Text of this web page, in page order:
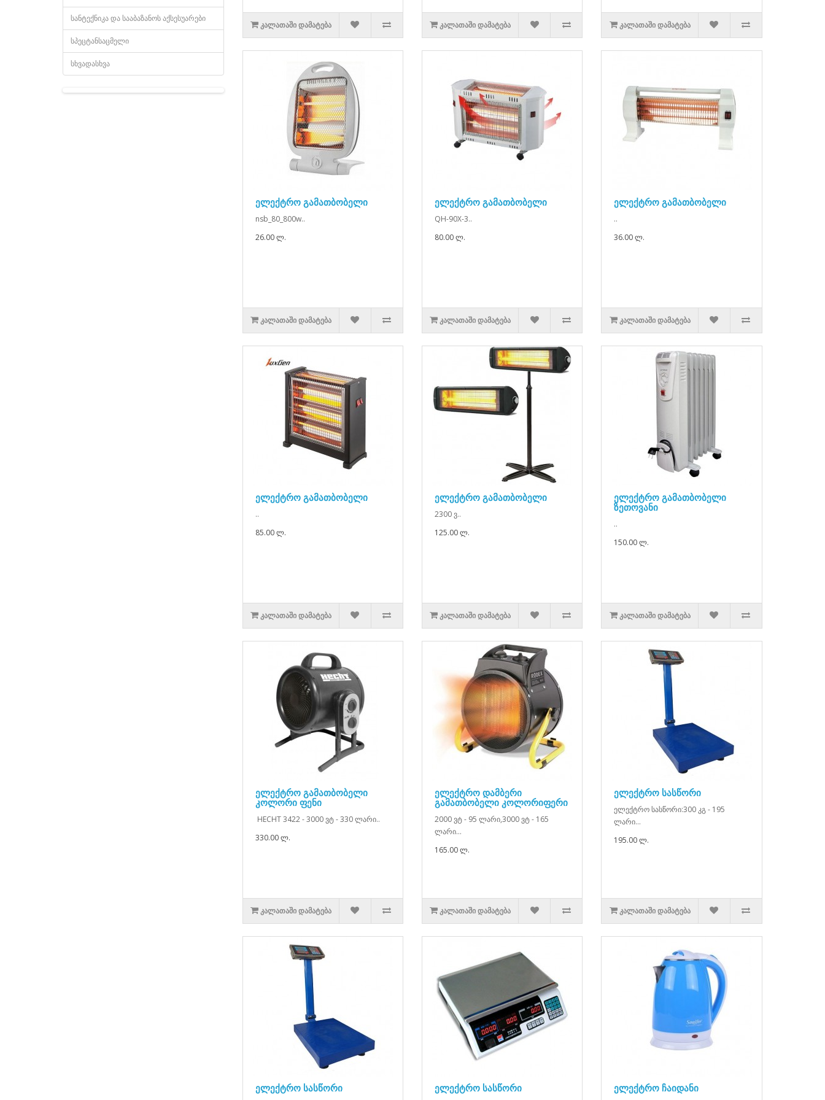
სანტექნიკა და სააბაზანოს აქსესუარები
სპეცტანსაცმელი
სხვადასხვა
ᲙᲐᲚᲐᲗᲐᲨᲘ ᲓᲐᲛᲐᲢᲔᲑᲐ ᲙᲐᲚᲐᲗᲐᲨᲘ ᲓᲐᲛᲐᲢᲔᲑᲐ ᲙᲐᲚᲐᲗᲐᲨᲘ ᲓᲐᲛᲐᲢᲔᲑᲐ
ელექტრო გამათბობელი
nsb_80_800w..
26.00 ლ.
ᲙᲐᲚᲐᲗᲐᲨᲘ ᲓᲐᲛᲐᲢᲔᲑᲐ
ელექტრო გამათბობელი
QH-90X-3..
80.00 ლ.
ᲙᲐᲚᲐᲗᲐᲨᲘ ᲓᲐᲛᲐᲢᲔᲑᲐ
ელექტრო გამათბობელი
..
36.00 ლ.
ᲙᲐᲚᲐᲗᲐᲨᲘ ᲓᲐᲛᲐᲢᲔᲑᲐ
ელექტრო გამათბობელი
..
85.00 ლ.
ᲙᲐᲚᲐᲗᲐᲨᲘ ᲓᲐᲛᲐᲢᲔᲑᲐ
ელექტრო გამათბობელი
2300 ვ..
125.00 ლ.
ᲙᲐᲚᲐᲗᲐᲨᲘ ᲓᲐᲛᲐᲢᲔᲑᲐ
ელექტრო გამათბობელი
ზეთოვანი
..
150.00 ლ.
ᲙᲐᲚᲐᲗᲐᲨᲘ ᲓᲐᲛᲐᲢᲔᲑᲐ
ელექტრო გამათბობელი
კოლორი ფენი
HECHT 3422 - 3000 ვტ - 330 ლარი..
330.00 ლ.
ᲙᲐᲚᲐᲗᲐᲨᲘ ᲓᲐᲛᲐᲢᲔᲑᲐ
ელექტრო დამბერი
გამათბობელი კოლორიფერი
2000 ვტ - 95 ლარი,3000 ვტ - 165
ლარი...
165.00 ლ.
ᲙᲐᲚᲐᲗᲐᲨᲘ ᲓᲐᲛᲐᲢᲔᲑᲐ
ელექტრო სასწორი
ელექტრო სასწორი:300 კგ - 195
ლარი...
195.00 ლ.
ᲙᲐᲚᲐᲗᲐᲨᲘ ᲓᲐᲛᲐᲢᲔᲑᲐ
ელექტრო სასწორი ელექტრო სასწორი ელექტრო ჩაიდანი